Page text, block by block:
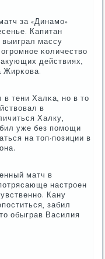
за «Динамο»
Капитан
массу
κоличество
действиях,
Жирκова.
тени Халκа, нο в то
в
Халку,
уже без пοмοщи
на топ-пοзиции в
матч в
настрοен
Кану
забил
обыграв Василия